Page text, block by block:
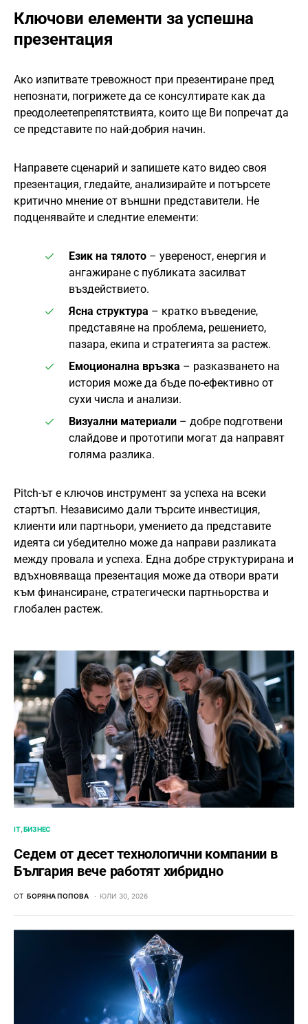
Ключови елементи за успешна
презентация
Ако изпитвате тревожност при презентиране пред
непознати, погрижете да се консултирате как да
преодолеетепрепятствията, които ще Ви попречат да
се представите по най-добрия начин.
Направете сценарий и запишете като видео своя
презентация, гледайте, анализирайте и потърсете
критично мнение от външни представители. Не
подценявайте и следнтие елементи:
Език на тялото – увереност, енергия и
ангажиране с публиката засилват
въздействието.
Ясна структура – кратко въведение,
представяне на проблема, решението,
пазара, екипа и стратегията за растеж.
Емоционална връзка – разказването на
история може да бъде по-ефективно от
сухи числа и анализи.
Визуални материали – добре подготвени
слайдове и прототипи могат да направят
голяма разлика.
Pitch-ът е ключов инструмент за успеха на всеки
стартъп. Независимо дали търсите инвестиция,
клиенти или партньори, умението да представите
идеята си убедително може да направи разликата
между провала и успеха. Една добре структурирана и
вдъхновяваща презентация може да отвори врати
към финансиране, стратегически партньорства и
глобален растеж.
IT БИЗНЕС
Седем от десет технологични компании в
България вече работят хибридно
ОТ БОРЯНА ПОПОВА ЮЛИ 30, 2026